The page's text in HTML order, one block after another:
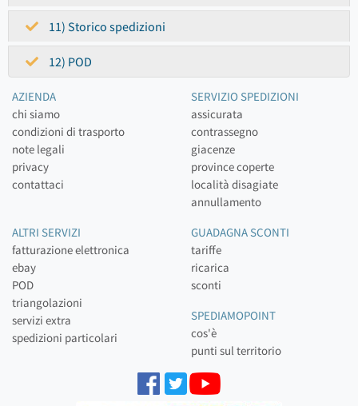
11) Storico spedizioni
12) POD
AZIENDA
chi siamo
condizioni di trasporto
note legali
privacy
contattaci
SERVIZIO SPEDIZIONI
assicurata
contrassegno
giacenze
province coperte
località disagiate
annullamento
ALTRI SERVIZI
fatturazione elettronica
ebay
POD
triangolazioni
servizi extra
spedizioni particolari
GUADAGNA SCONTI
tariffe
ricarica
sconti
SPEDIAMOPOINT
cos'è
punti sul territorio